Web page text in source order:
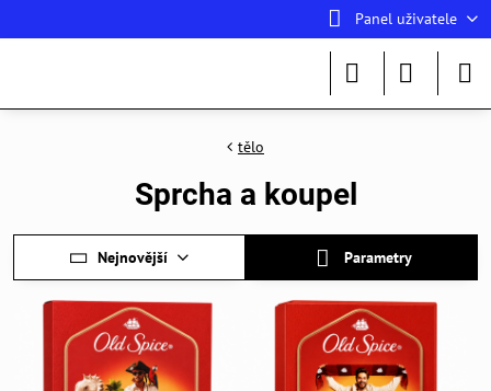
Panel uživatele
tělo
Sprcha a koupel
Nejnovější Parametry